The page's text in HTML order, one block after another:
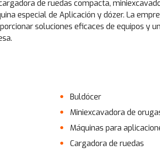
de ruedas compacta,
especial de Aplicación y dózer. La
soluciones eficaces de equipos y
Buldócer
Miniexcavadora de
Máquinas para
Cargadora de ruedas